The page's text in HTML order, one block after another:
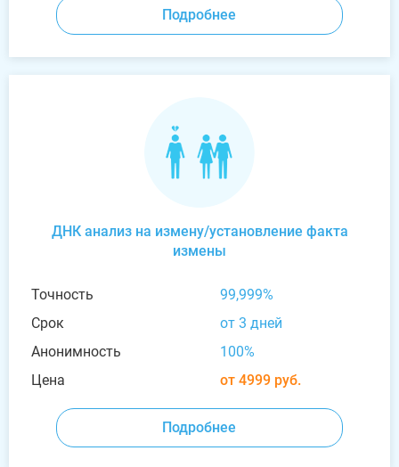
Подробнее
ДНК анализ на измену/установление факта
измены
Точность
99,999%
Срок
от 3 дней
Анонимность
100%
Цена
от 4999 руб.
Подробнее